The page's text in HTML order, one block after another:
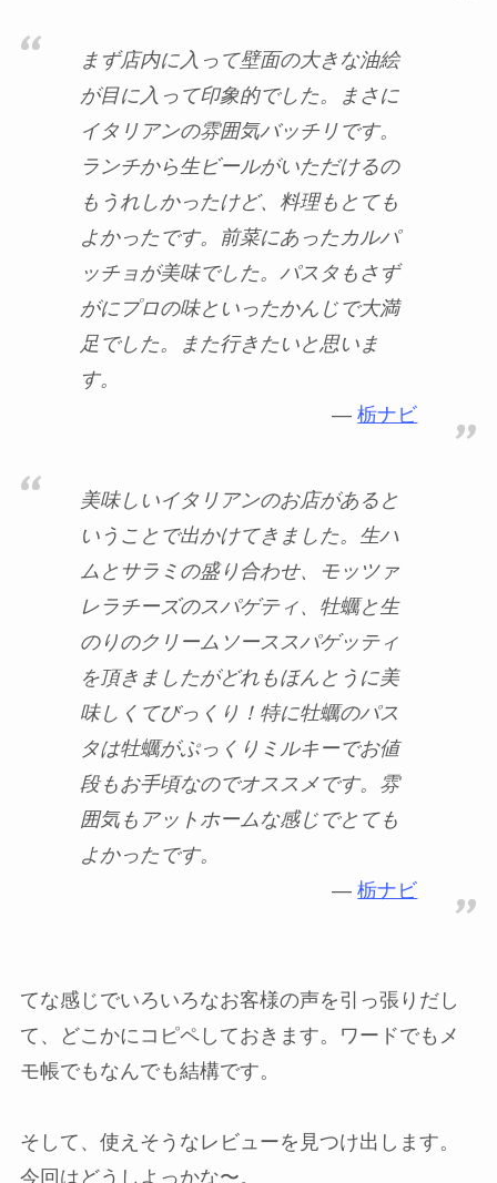
まず店内に入って壁面の大きな油絵
が目に入って印象的でした。まさに
イタリアンの雰囲気バッチリです。
ランチから生ビールがいただけるの
もうれしかったけど、料理もとても
よかったです。前菜にあったカルパ
ッチョが美味でした。パスタもさず
がにプロの味といったかんじで大満
足でした。また行きたいと思いま
す。
栃ナビ
美味しいイタリアンのお店があると
いうことで出かけてきました。生ハ
ムとサラミの盛り合わせ、モッツァ
レラチーズのスパゲティ、牡蠣と生
のりのクリームソーススパゲッティ
を頂きましたがどれもほんとうに美
味しくてびっくり！特に牡蠣のパス
タは牡蠣がぷっくりミルキーでお値
段もお手頃なのでオススメです。雰
囲気もアットホームな感じでとても
よかったです。
栃ナビ
てな感じでいろいろなお客様の声を引っ張りだし
て、どこかにコピペしておきます。ワードでもメ
モ帳でもなんでも結構です。
そして、使えそうなレビューを見つけ出します。
今回はどうしよっかな〜。